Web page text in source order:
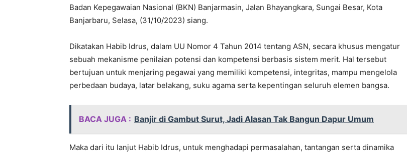
Badan Kepegawaian Nasional (BKN) Banjarmasin, Jalan Bhayangkara, Sungai Besar, Kota
Banjarbaru, Selasa, (31/10/2023) siang.
Dikatakan Habib Idrus, dalam UU Nomor 4 Tahun 2014 tentang ASN, secara khusus mengatur
sebuah mekanisme penilaian potensi dan kompetensi berbasis sistem merit. Hal tersebut
bertujuan untuk menjaring pegawai yang memiliki kompetensi, integritas, mampu mengelola
perbedaan budaya, latar belakang, suku agama serta kepentingan seluruh elemen bangsa.
BACA JUGA : Banjir di Gambut Surut, Jadi Alasan Tak Bangun Dapur Umum
Maka dari itu lanjut Habib Idrus, untuk menghadapi permasalahan, tantangan serta dinamika